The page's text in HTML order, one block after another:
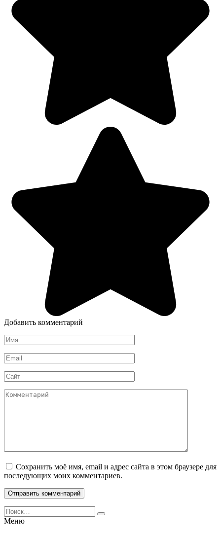
Добавить комментарий
Имя
*
Email
*
Сайт
Комментарий
Сохранить моё имя, email и адрес сайта в этом браузере для
последующих моих комментариев.
Search
for:
Меню